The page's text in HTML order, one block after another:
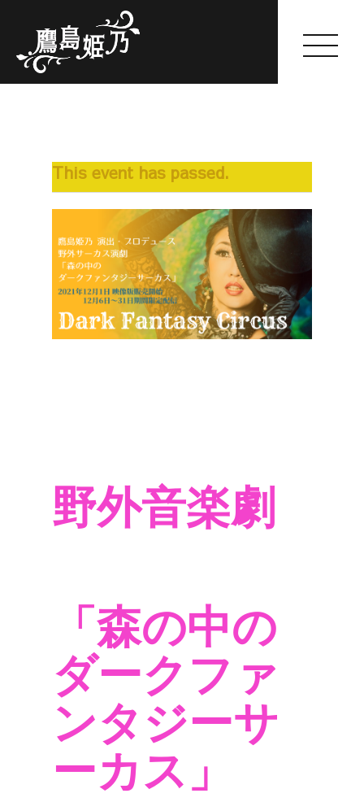
Himeno Takashima
ABOUT
GALLERY
WORKS
SCHEDULE(一般公開のみ)
FANCLUB
SHOP
BLOG
This event has passed.
野外音楽劇
「森の中の
ダークファ
ンタジーサ
ーカス」